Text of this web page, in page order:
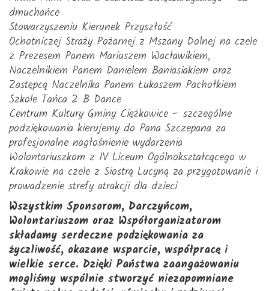
dmuchańce
Stowarzyszeniu Kierunek Przyszłość
Ochotniczej Straży Pożarnej z Mszany Dolnej na czele
z Prezesem Panem Mariuszem Wacławikiem,
Naczelnikiem Panem Danielem Baniasiakiem oraz
Zastępcą Naczelnika Panem Łukaszem Pachołkiem
Szkole Tańca 2 B Dance
Centrum Kultury Gminy Ciężkowice – szczególne
podziękowania kierujemy do Pana Szczepana za
profesjonalne nagłośnienie wydarzenia
Wolontariuszkom z IV Liceum Ogólnokształcącego w
Krakowie na czele z Siostrą Lucyną za przygotowanie i
prowadzenie strefy atrakcji dla dzieci
Wszystkim Sponsorom, Darczyńcom,
Wolontariuszom oraz Współorganizatorom
składamy serdeczne podziękowania za
życzliwość, okazane wsparcie, współpracę i
wielkie serce. Dzięki Państwa zaangażowaniu
mogliśmy wspólnie stworzyć niezapomniane